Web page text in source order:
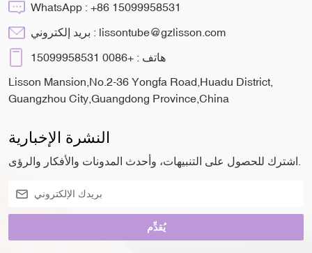
WhatsApp : +86 15099958531
بريد إلكتروني : lissontube@gzlisson.com
هاتف : +0086 15099958531
Lisson Mansion,No.2-36 Yongfa Road,Huadu District,
Guangzhou City,Guangdong Province,China
النشرة الإخبارية
يُقدِّم